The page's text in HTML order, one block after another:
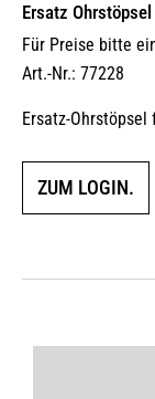
Ersatz
Für Preise bitte
Art.-Nr.: 77228
Ersatz-
ZUM LOGIN.